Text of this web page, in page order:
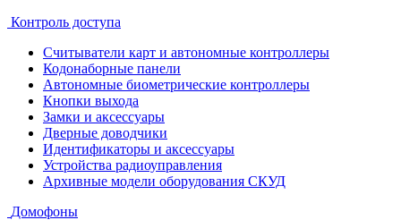
Контроль доступа
Считыватели карт и автономные контроллеры
Кодонаборные панели
Автономные биометрические контроллеры
Кнопки выхода
Замки и аксессуары
Дверные доводчики
Идентификаторы и аксессуары
Устройства радиоуправления
Архивные модели оборудования СКУД
Домофоны